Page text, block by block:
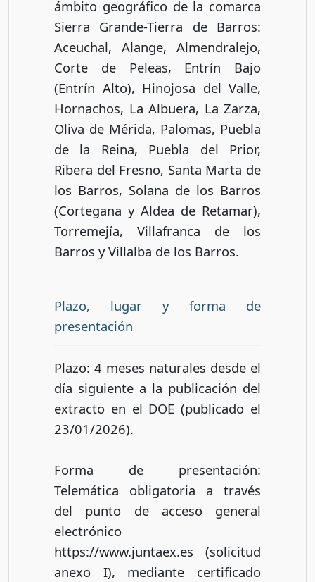
ámbito geográfico de la comarca
Sierra Grande-Tierra de Barros:
Aceuchal, Alange, Almendralejo,
Corte de Peleas, Entrín Bajo
(Entrín Alto), Hinojosa del Valle,
Hornachos, La Albuera, La Zarza,
Oliva de Mérida, Palomas, Puebla
de la Reina, Puebla del Prior,
Ribera del Fresno, Santa Marta de
los Barros, Solana de los Barros
(Cortegana y Aldea de Retamar),
Torremejía, Villafranca de los
Barros y Villalba de los Barros.
Plazo, lugar y forma de
presentación
Plazo: 4 meses naturales desde el
día siguiente a la publicación del
extracto en el DOE (publicado el
23/01/2026).
Forma de presentación:
Telemática obligatoria a través
del punto de acceso general
electrónico
https://www.juntaex.es (solicitud
anexo I), mediante certificado